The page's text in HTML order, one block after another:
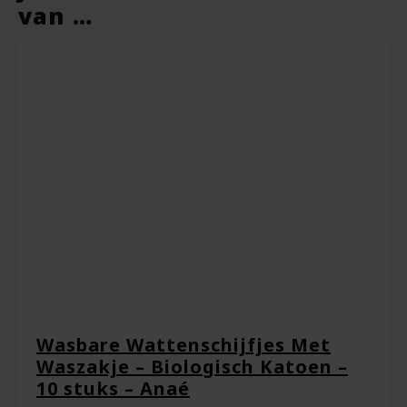
Je waardering
Naam*
van …
Wasbare Wattenschijfjes Met
Waszakje – Biologisch Katoen –
10 stuks – Anaé